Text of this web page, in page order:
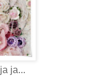
ja...